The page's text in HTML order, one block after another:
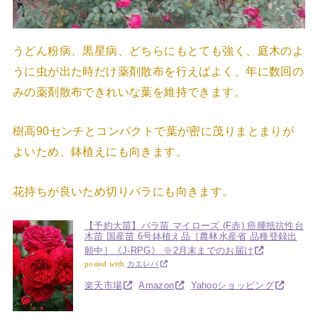
うどん粉病、黒星病、どちらにもとても強く、庭木のよ
うに虫が出た時だけ薬剤散布を行えばよく、年に数回の
みの薬剤散布できれいな葉を維持できます。
樹高90センチとコンパクトで葉が密に茂りまとまりが
よいため、鉢植えにも向きます。
花持ちが良いため切りバラにも向きます。
【予約大苗】バラ苗 マイローズ (F赤) 癌腫抵抗性台
木苗 国産苗 6号鉢植え品［農林水産省 品種登録出
願中］《J-RPG》 ※2月末までのお届け
posted with カエレバ
楽天市場 Amazon Yahooショッピング